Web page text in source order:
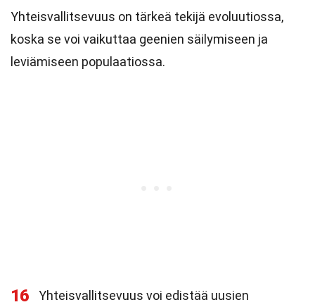
Yhteisvallitsevuus on tärkeä tekijä evoluutiossa,
koska se voi vaikuttaa geenien säilymiseen ja
leviämiseen populaatiossa.
16
Yhteisvallitsevuus voi edistää uusien